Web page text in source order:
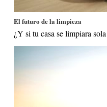
El futuro de la limpieza
¿Y si tu casa se limpiara